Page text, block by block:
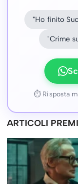
"Ho finito
"Crime
⏱ Risposta
ARTICOLI